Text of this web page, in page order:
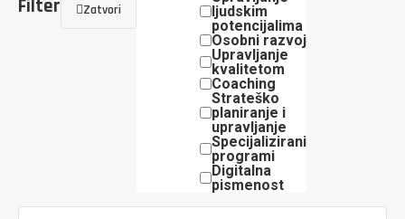
Filter Zatvori
ljudskim
potencijalima
Osobni razvoj
Upravljanje
kvalitetom
Coaching
Strateško
planiranje i
upravljanje
Specijalizirani
programi
Digitalna
pismenost